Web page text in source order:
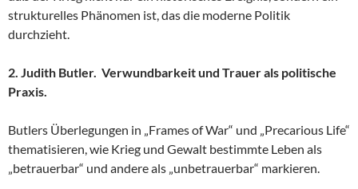
strukturelles Phänomen ist, das die moderne Politik
durchzieht.
2. Judith Butler. Verwundbarkeit und Trauer als politische
Praxis.
Butlers Überlegungen in „Frames of War“ und „Precarious Life“
thematisieren, wie Krieg und Gewalt bestimmte Leben als
„betrauerbar“ und andere als „unbetrauerbar“ markieren.